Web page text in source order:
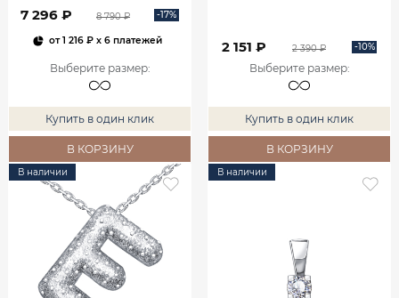
7 296 ₽ 8 790 ₽ -17%
от1 216 ₽x 6 платежей
Выберите размер:
Купить в один клик
В КОРЗИНУ
2 151 ₽ 2 390 ₽ -10%
Выберите размер:
Купить в один клик
В КОРЗИНУ
В наличии В наличии